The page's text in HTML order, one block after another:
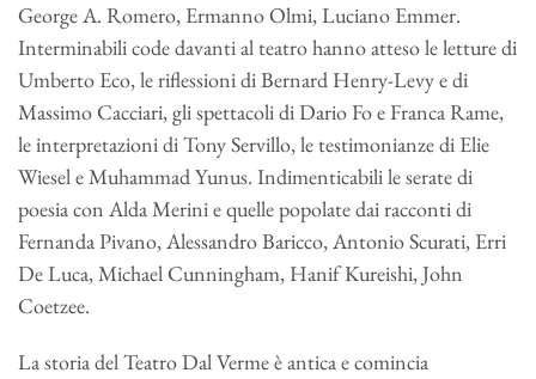
George A. Romero, Ermanno Olmi, Luciano Emmer.
Interminabili code davanti al teatro hanno atteso le letture di
Umberto Eco, le riflessioni di Bernard Henry-Levy e di
Massimo Cacciari, gli spettacoli di Dario Fo e Franca Rame,
le interpretazioni di Tony Servillo, le testimonianze di Elie
Wiesel e Muhammad Yunus. Indimenticabili le serate di
poesia con Alda Merini e quelle popolate dai racconti di
Fernanda Pivano, Alessandro Baricco, Antonio Scurati, Erri
De Luca, Michael Cunningham, Hanif Kureishi, John
Coetzee.
La storia del Teatro Dal Verme è antica e comincia